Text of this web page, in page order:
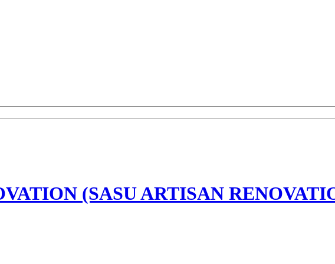
(SASU ARTISAN